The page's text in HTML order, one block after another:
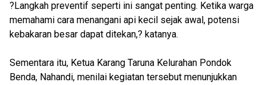
?Langkah preventif seperti ini sangat penting. Ketika warga
memahami cara menangani api kecil sejak awal, potensi
kebakaran besar dapat ditekan,? katanya.
Sementara itu, Ketua Karang Taruna Kelurahan Pondok
Benda, Nahandi, menilai kegiatan tersebut menunjukkan